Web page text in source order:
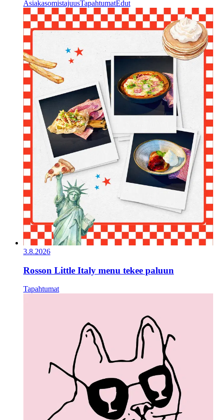
AsiakasomistajuusTapahtumatEdut
3.8.2026
Rosson Little Italy menu tekee paluun
Tapahtumat